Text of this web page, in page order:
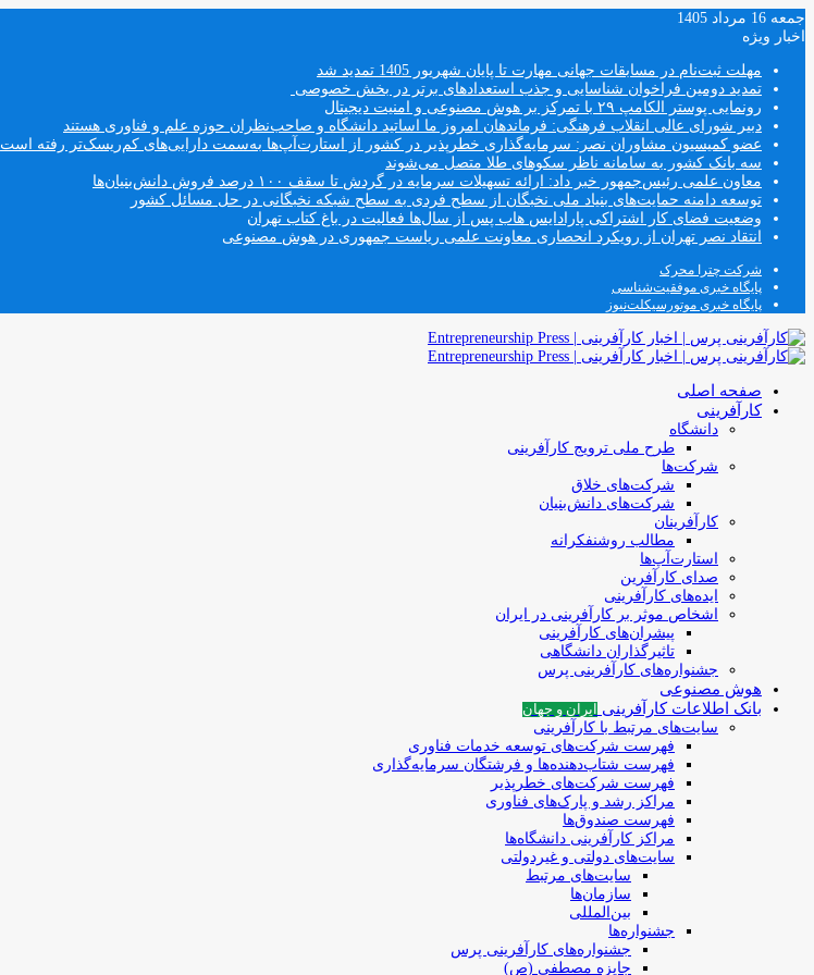
جمعه 16 مرداد 1405
اخبار ویژه
مهلت ثبت‌نام در مسابقات جهانی مهارت تا پایان شهریور 1405 تمدید شد
تمدید دومین فراخوان شناسایی و جذب استعدادهای برتر در بخش خصوصی
رونمایی پوستر الکامپ ۲۹ با تمرکز بر هوش مصنوعی و امنیت دیجیتال
دبیر شورای عالی انقلاب فرهنگی: فرماندهان امروز ما اساتید دانشگاه و صاحب‌نظران حوزه علم و فناوری هستند
عضو کمیسیون مشاوران نصر: سرمایه‌گذاری خطرپذیر در کشور از استارت‌آپ‌ها به‌سمت دارایی‌های کم‌ریسک‌تر رفته است
سه بانک کشور به سامانه ناظر سکوهای طلا متصل می‌شوند
معاون علمی رئیس‌جمهور خبر داد: ارائه تسهیلات سرمایه در گردش تا سقف ۱۰۰ درصد فروش دانش‌بنیان‌ها
توسعه دامنه حمایت‌های بنیاد ملی نخبگان از سطح فردی به سطح شبکه نخبگانی در حل مسائل کشور
وضعیت فضای کار اشتراکی پارادایس هاب پس از سال‌ها فعالیت در باغ کتاب تهران
انتقاد نصر تهران از رویکرد انحصاری معاونت علمی ریاست جمهوری در هوش مصنوعی
شرکت چترا محرک
پایگاه خبری موفقیت‌شناسی
پایگاه خبری موتورسیکلت‌نیوز
صفحه اصلی
کارآفرینی
دانشگاه
طرح ملی ترویج کارآفرینی
شرکت‌ها
شرکت‌های خلاق
شرکت‌های دانش‌بنیان
کارآفرینان
مطالب روشنفکرانه
استارت‌آپ‌ها
صدای کارآفرین
ایده‌های کارآفرینی
اشخاص موثر بر کارآفرینی در ایران
پیشران‌های کارآفرینی
تاثیرگذاران دانشگاهی
جشنواره‌های کارآفرینی‌ پرس
هوش مصنوعی
بانک اطلاعات کارآفرینی
ایران و جهان
سایت‌های مرتبط با کارآفرینی
فهرست شرکت‌های‌‌ توسعه‌ خدمات فناوری
فهرست شتاب‌دهنده‌ها‌ و فرشتگان‌ سرمایه‌گذاری
فهرست شرکت‌های خطرپذیر
مراکز رشد و پارک‌های فناوری
فهرست صندوق‌ها
مراکز کارآفرینی دانشگاه‌ها
سایت‌های دولتی و غیردولتی
سایت‌های مرتبط
سازمان‌ها
بین‌المللی
جشنواره‌ها
جشنواره‌های کارآفرینی‌ پرس
جایزه مصطفی (ص)